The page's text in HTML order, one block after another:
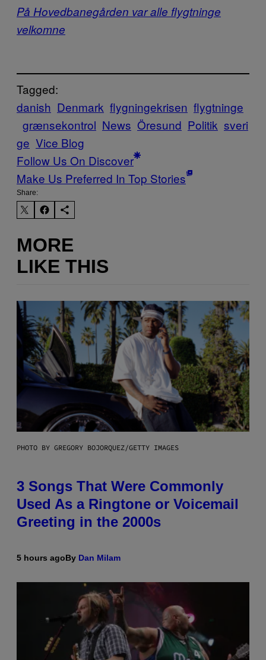
På Hovedbanegården var alle flygtninge
velkomne
Tagged:
danish Denmark flygningekrisen flygtninge
grænsekontrol News Öresund Politik sveri
ge Vice Blog
Follow Us On Discover
Make Us Preferred In Top Stories
Share:
MORE
LIKE THIS
PHOTO BY GREGORY BOJORQUEZ/GETTY IMAGES
3 Songs That Were Commonly
Used As a Ringtone or Voicemail
Greeting in the 2000s
5 hours agoBy Dan Milam